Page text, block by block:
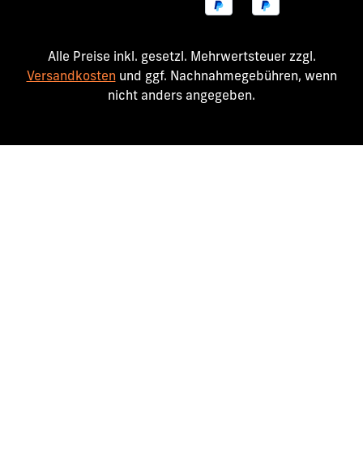
Alle Preise inkl. gesetzl. Mehrwertsteuer zzgl.
Versandkosten und ggf. Nachnahmegebühren, wenn
nicht anders angegeben.